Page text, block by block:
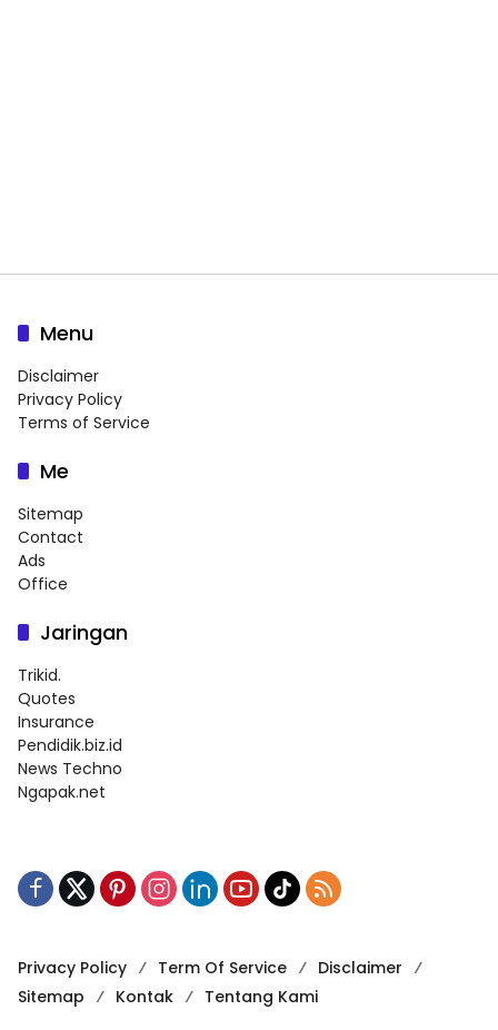
Menu
Disclaimer
Privacy Policy
Terms of Service
Me
Sitemap
Contact
Ads
Office
Jaringan
Trikid.
Quotes
Insurance
Pendidik.biz.id
News Techno
Ngapak.net
Privacy Policy Term Of Service
Disclaimer
Sitemap
Kontak
Tentang Kami